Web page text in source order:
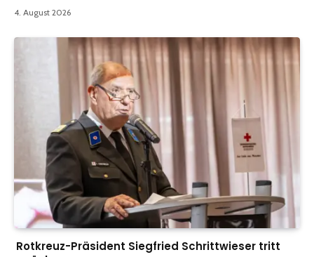
4. August 2026
Rotkreuz-Präsident Siegfried Schrittwieser tritt